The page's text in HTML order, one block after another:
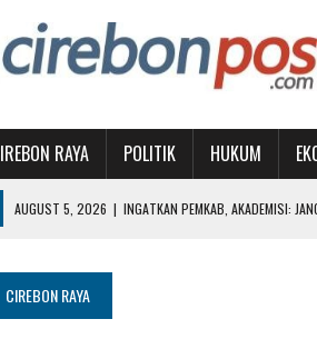
RAYA POLITIK HUKUM
AUGUST 5, 2026 | INGATKAN PEMKAB, AKADEMISI:
| WUJUDKAN PENDIDIKAN BERKUALITAS, BUPATI
CIREBON RAYA